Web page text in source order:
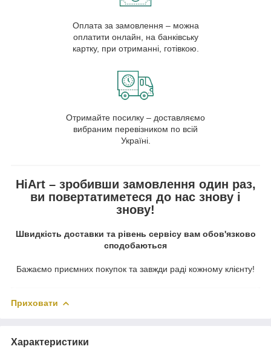
Оплата за замовлення – можна
оплатити онлайн, на банківську
картку, при отриманні, готівкою.
Отримайте посилку – доставляємо
вибраним перевізником по всій
Україні.
HiArt – зробивши замовлення один раз,
ви повертатиметеся до нас знову і
знову!
Швидкість доставки та рівень сервісу вам обов'язково
сподобаються
Бажаємо приємних покупок та завжди раді кожному клієнту!
Приховати
Характеристики